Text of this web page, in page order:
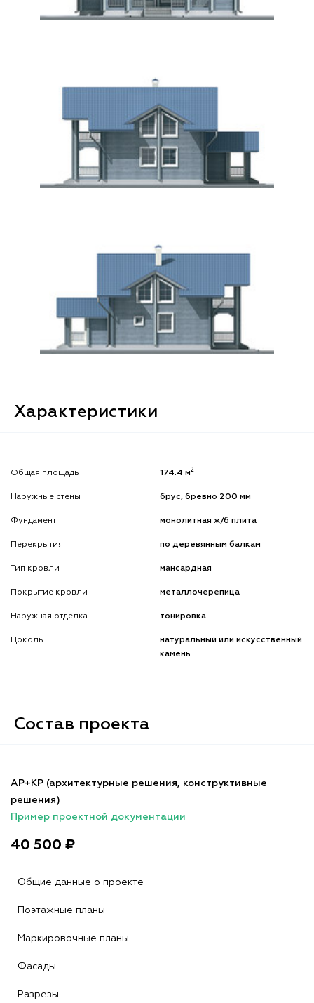
Характеристики
Общая площадь 174.4 м2
Наружные стены брус, бревно 200 мм
Фундамент монолитная ж/б плита
Перекрытия по деревянным балкам
Тип кровли мансардная
Покрытие кровли металлочерепица
Наружная отделка тонировка
Цоколь
натуральный или искусственный
камень
Состав проекта
АР+КР (архитектурные решения, конструктивные
решения)
Пример проектной документации
40 500 ₽
Общие данные о проекте
Поэтажные планы
Маркировочные планы
Фасады
Разрезы